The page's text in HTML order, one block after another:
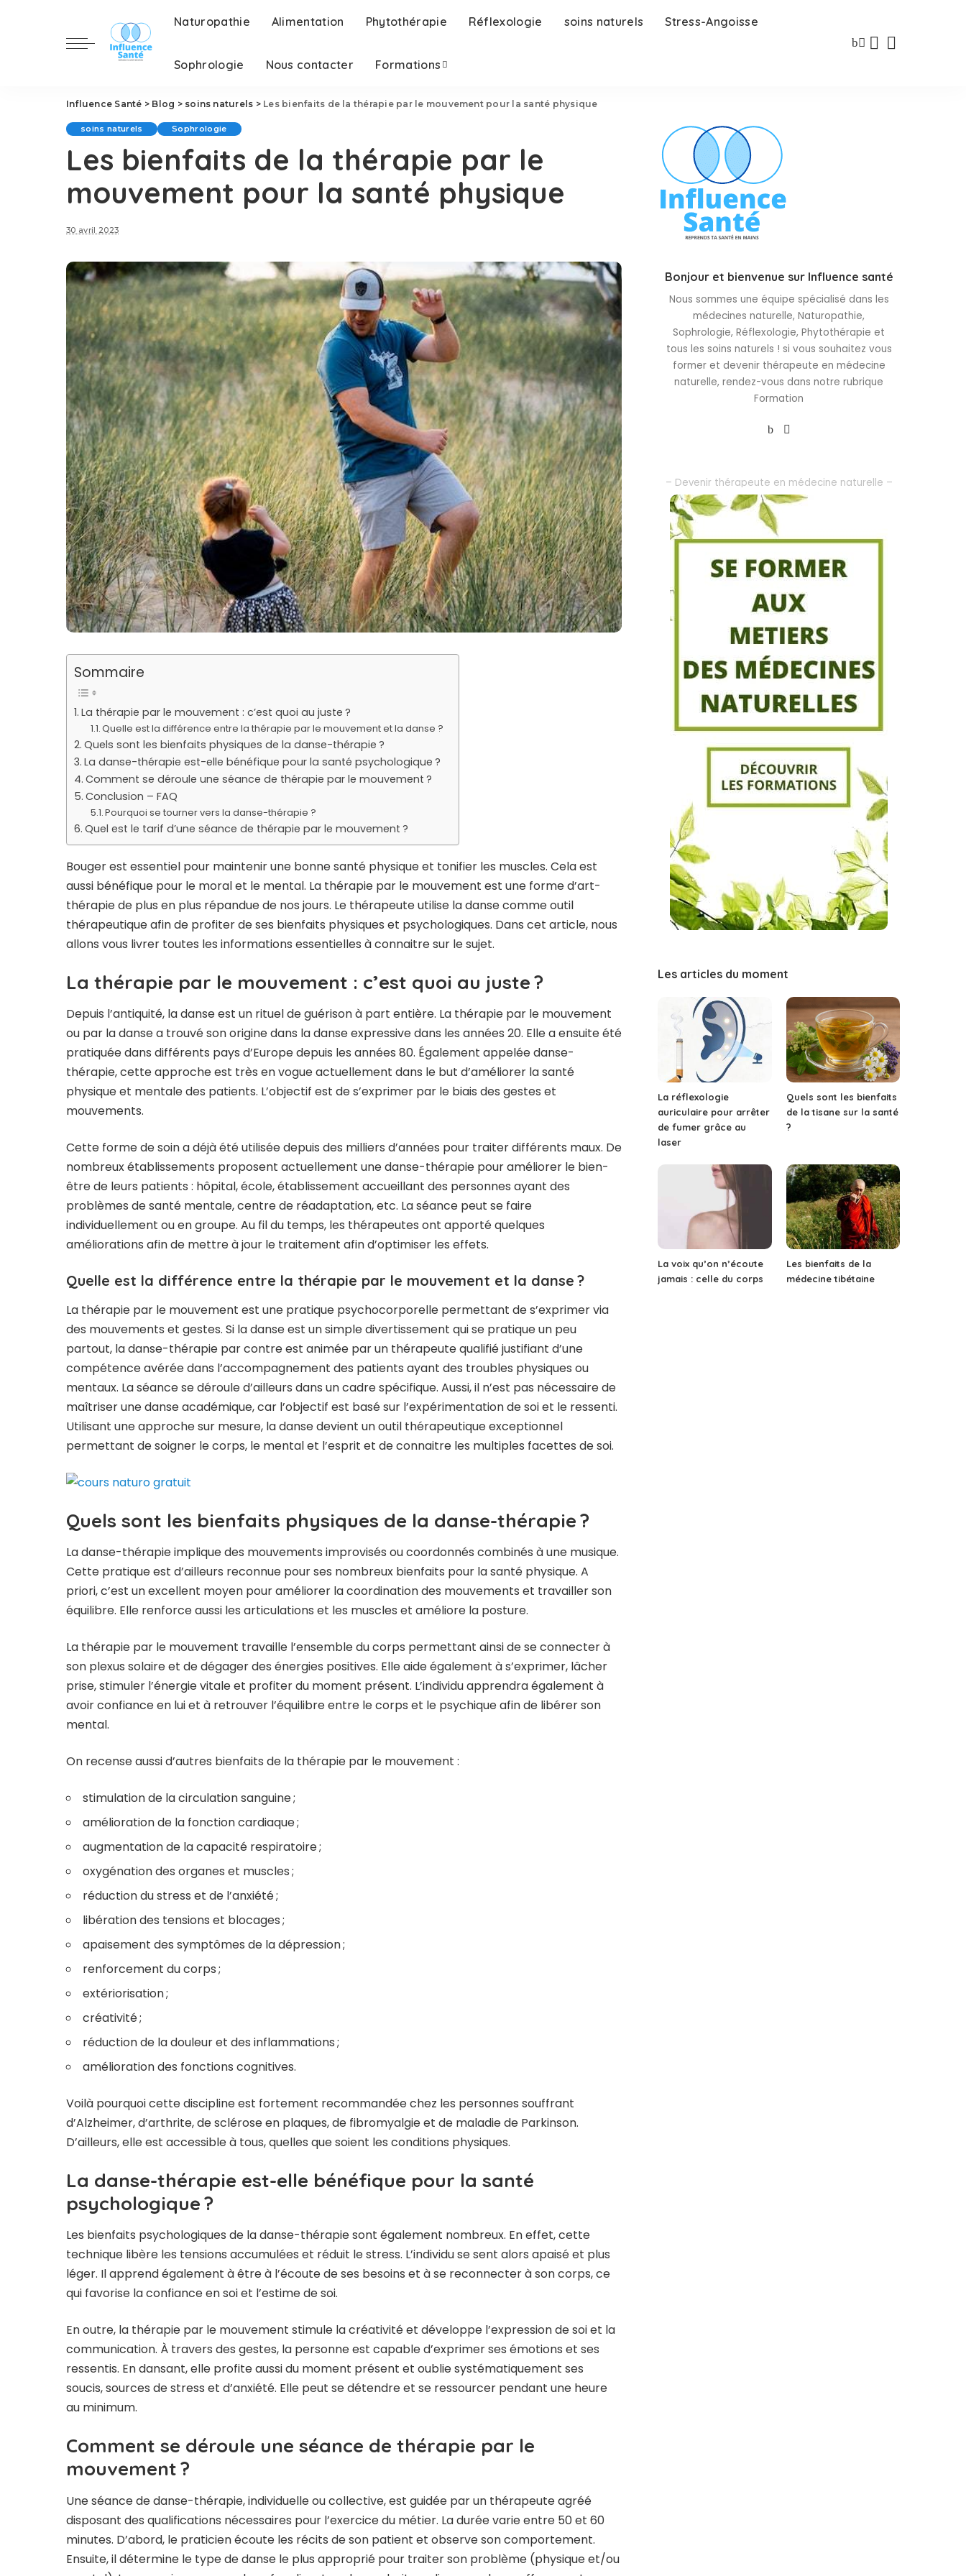
Naturopathie Alimentation Phytothérapie Réflexologie soins naturels Stress-Angoisse
Sophrologie Nous contacter Formations
Influence Santé > Blog > soins naturels > Les bienfaits de la thérapie par le mouvement pour la santé physique
soins naturels Sophrologie
Les bienfaits de la thérapie par le
mouvement pour la santé physique
30 avril 2023
Sommaire
La thérapie par le mouvement : c’est quoi au juste ?
Quelle est la différence entre la thérapie par le mouvement et la danse ?
Quels sont les bienfaits physiques de la danse-thérapie ?
La danse-thérapie est-elle bénéfique pour la santé psychologique ?
Comment se déroule une séance de thérapie par le mouvement ?
Conclusion – FAQ
Pourquoi se tourner vers la danse-thérapie ?
Quel est le tarif d’une séance de thérapie par le mouvement ?
Bouger est essentiel pour maintenir une bonne santé physique et tonifier les muscles. Cela est
aussi bénéfique pour le moral et le mental. La thérapie par le mouvement est une forme d’art-
thérapie de plus en plus répandue de nos jours. Le thérapeute utilise la danse comme outil
thérapeutique afin de profiter de ses bienfaits physiques et psychologiques. Dans cet article, nous
allons vous livrer toutes les informations essentielles à connaitre sur le sujet.
La thérapie par le mouvement : c’est quoi au juste ?
Depuis l’antiquité, la danse est un rituel de guérison à part entière. La thérapie par le mouvement
ou par la danse a trouvé son origine dans la danse expressive dans les années 20. Elle a ensuite été
pratiquée dans différents pays d’Europe depuis les années 80. Également appelée danse-
thérapie, cette approche est très en vogue actuellement dans le but d’améliorer la santé
physique et mentale des patients. L’objectif est de s’exprimer par le biais des gestes et
mouvements.
Cette forme de soin a déjà été utilisée depuis des milliers d’années pour traiter différents maux. De
nombreux établissements proposent actuellement une danse-thérapie pour améliorer le bien-
être de leurs patients : hôpital, école, établissement accueillant des personnes ayant des
problèmes de santé mentale, centre de réadaptation, etc. La séance peut se faire
individuellement ou en groupe. Au fil du temps, les thérapeutes ont apporté quelques
améliorations afin de mettre à jour le traitement afin d’optimiser les effets.
Quelle est la différence entre la thérapie par le mouvement et la danse ?
La thérapie par le mouvement est une pratique psychocorporelle permettant de s’exprimer via
des mouvements et gestes. Si la danse est un simple divertissement qui se pratique un peu
partout, la danse-thérapie par contre est animée par un thérapeute qualifié justifiant d’une
compétence avérée dans l’accompagnement des patients ayant des troubles physiques ou
mentaux. La séance se déroule d’ailleurs dans un cadre spécifique. Aussi, il n’est pas nécessaire de
maîtriser une danse académique, car l’objectif est basé sur l’expérimentation de soi et le ressenti.
Utilisant une approche sur mesure, la danse devient un outil thérapeutique exceptionnel
permettant de soigner le corps, le mental et l’esprit et de connaitre les multiples facettes de soi.
Quels sont les bienfaits physiques de la danse-thérapie ?
La danse-thérapie implique des mouvements improvisés ou coordonnés combinés à une musique.
Cette pratique est d’ailleurs reconnue pour ses nombreux bienfaits pour la santé physique. A
priori, c’est un excellent moyen pour améliorer la coordination des mouvements et travailler son
équilibre. Elle renforce aussi les articulations et les muscles et améliore la posture.
La thérapie par le mouvement travaille l’ensemble du corps permettant ainsi de se connecter à
son plexus solaire et de dégager des énergies positives. Elle aide également à s’exprimer, lâcher
prise, stimuler l’énergie vitale et profiter du moment présent. L’individu apprendra également à
avoir confiance en lui et à retrouver l’équilibre entre le corps et le psychique afin de libérer son
mental.
On recense aussi d’autres bienfaits de la thérapie par le mouvement :
stimulation de la circulation sanguine ;
amélioration de la fonction cardiaque ;
augmentation de la capacité respiratoire ;
oxygénation des organes et muscles ;
réduction du stress et de l’anxiété ;
libération des tensions et blocages ;
apaisement des symptômes de la dépression ;
renforcement du corps ;
extériorisation ;
créativité ;
réduction de la douleur et des inflammations ;
amélioration des fonctions cognitives.
Voilà pourquoi cette discipline est fortement recommandée chez les personnes souffrant
d’Alzheimer, d’arthrite, de sclérose en plaques, de fibromyalgie et de maladie de Parkinson.
D’ailleurs, elle est accessible à tous, quelles que soient les conditions physiques.
La danse-thérapie est-elle bénéfique pour la santé
psychologique ?
Les bienfaits psychologiques de la danse-thérapie sont également nombreux. En effet, cette
technique libère les tensions accumulées et réduit le stress. L’individu se sent alors apaisé et plus
léger. Il apprend également à être à l’écoute de ses besoins et à se reconnecter à son corps, ce
qui favorise la confiance en soi et l’estime de soi.
En outre, la thérapie par le mouvement stimule la créativité et développe l’expression de soi et la
communication. À travers des gestes, la personne est capable d’exprimer ses émotions et ses
ressentis. En dansant, elle profite aussi du moment présent et oublie systématiquement ses
soucis, sources de stress et d’anxiété. Elle peut se détendre et se ressourcer pendant une heure
au minimum.
Comment se déroule une séance de thérapie par le
mouvement ?
Une séance de danse-thérapie, individuelle ou collective, est guidée par un thérapeute agréé
disposant des qualifications nécessaires pour l’exercice du métier. La durée varie entre 50 et 60
minutes. D’abord, le praticien écoute les récits de son patient et observe son comportement.
Ensuite, il détermine le type de danse le plus approprié pour traiter son problème (physique et/ou
Bonjour et bienvenue sur Influence santé
Nous sommes une équipe spécialisé dans les
médecines naturelle, Naturopathie,
Sophrologie, Réflexologie, Phytothérapie et
tous les soins naturels ! si vous souhaitez vous
former et devenir thérapeute en médecine
naturelle, rendez-vous dans notre rubrique
Formation
– Devenir thérapeute en médecine naturelle –
Les articles du moment
La réflexologie
auriculaire pour arrêter
de fumer grâce au
laser
Quels sont les bienfaits
de la tisane sur la santé
?
La voix qu’on n’écoute
jamais : celle du corps
Les bienfaits de la
médecine tibétaine